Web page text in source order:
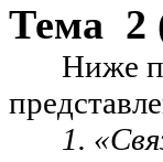
Тема 2
Ниже
1.